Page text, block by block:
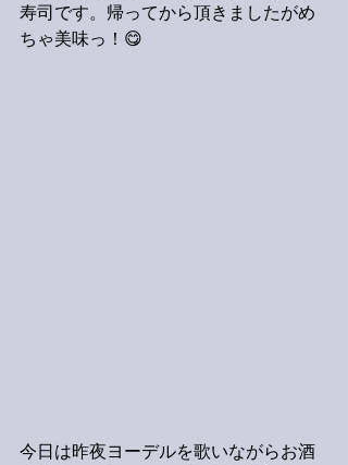
寿司です。帰ってから頂きましたがめ
ちゃ美味っ！😋
今日は昨夜ヨーデルを歌いながらお酒